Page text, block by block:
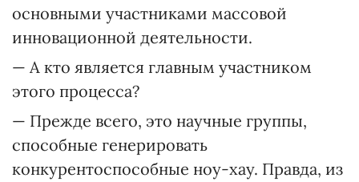
основными участниками массовой
инновационной деятельности.
— А кто является главным участником
этого процесса?
— Прежде всего, это научные группы,
способные генерировать
конкурентоспособные ноу-хау. Правда, из